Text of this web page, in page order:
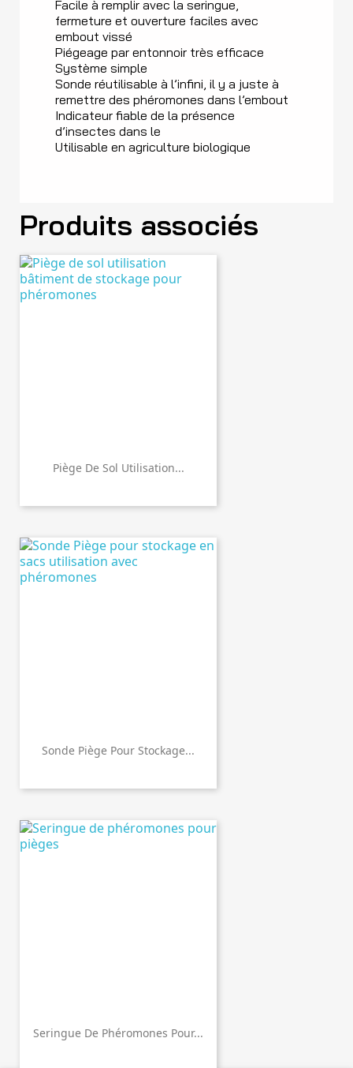
Facile à remplir avec la seringue,
fermeture et ouverture faciles avec
embout vissé
Piégeage par entonnoir très efficace
Système simple
Sonde réutilisable à l’infini, il y a juste à
remettre des phéromones dans l’embout
Indicateur fiable de la présence
d’insectes dans le
Utilisable en agriculture biologique
Produits associés
Piège De Sol Utilisation...
Sonde Piège Pour Stockage...
Seringue De Phéromones Pour...